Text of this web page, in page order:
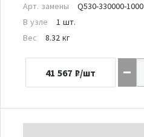
Арт. замены
Q530-330000-1000
В узле
1 шт.
Вес
8.32 кг
41 567 ₽/шт